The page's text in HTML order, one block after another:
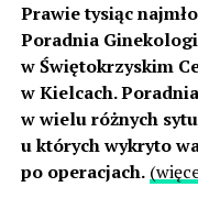
Prawie tysiąc
Poradnia
w Świętokrzyskim
w Kielcach.
w wielu różnych
u których wykryto
po operacjach.